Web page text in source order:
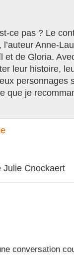
ce pas ? Le
Anne-
et de Gloria.
leur histoire,
personnages
que je
Julie Cnockaert
conversation